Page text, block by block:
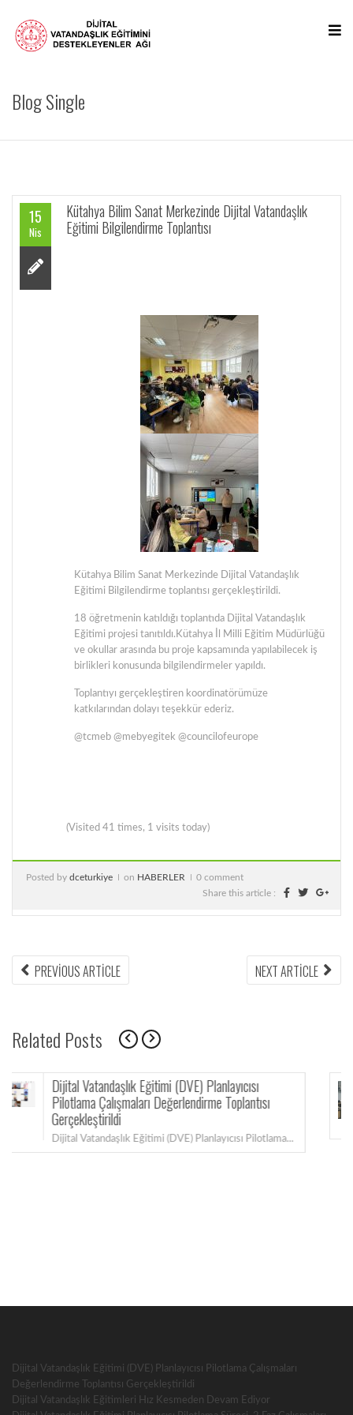
Blog Single
15
Nis
Kütahya Bilim Sanat Merkezinde Dijital Vatandaşlık
Eğitimi Bilgilendirme Toplantısı
Kütahya Bilim Sanat Merkezinde Dijital Vatandaşlık
Eğitimi Bilgilendirme toplantısı gerçekleştirildi.
18 öğretmenin katıldığı toplantıda Dijital Vatandaşlık
Eğitimi projesi tanıtıldı.Kütahya İl Milli Eğitim Müdürlüğü
ve okullar arasında bu proje kapsamında yapılabilecek iş
birlikleri konusunda bilgilendirmeler yapıldı.
Toplantıyı gerçekleştiren koordinatörümüze
katkılarından dolayı teşekkür ederiz.
@tcmeb @mebyegitek @councilofeurope
(Visited 41 times, 1 visits today)
Posted by dceturkiye on HABERLER
0 comment
Share this article :
PREVIOUS ARTICLE NEXT ARTICLE
Related Posts
(DVE) Planlayıcısı
Değerlendirme Toplantısı
(DVE) Planlayıcısı Pilotlama...
Dijital
Ediyor
Millî Eğitim
Dijital Vatandaşlık Eğitimi (DVE) Planlayıcısı Pilotlama Çalışmaları
Değerlendirme Toplantısı Gerçekleştirildi
Dijital Vatandaşlık Eğitimleri Hız Kesmeden Devam Ediyor